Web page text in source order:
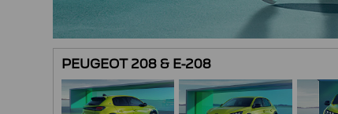
PEUGEOT 208 & E-208